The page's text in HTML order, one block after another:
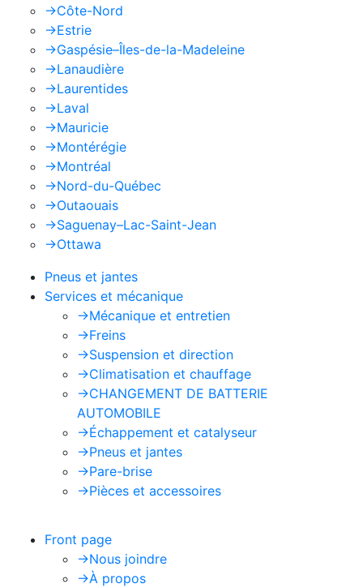
->Côte-Nord
->Estrie
->Gaspésie–Îles-de-la-Madeleine
->Lanaudière
->Laurentides
->Laval
->Mauricie
->Montérégie
->Montréal
->Nord-du-Québec
->Outaouais
->Saguenay–Lac-Saint-Jean
->Ottawa
Pneus et jantes
Services et mécanique
->Mécanique et entretien
->Freins
->Suspension et direction
->Climatisation et chauffage
->CHANGEMENT DE BATTERIE
AUTOMOBILE
->Échappement et catalyseur
->Pneus et jantes
->Pare-brise
->Pièces et accessoires
Front page
->Nous joindre
->À propos